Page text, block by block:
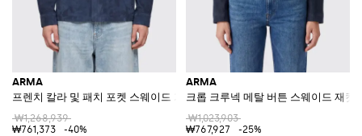
ARMA
프렌치 칼라 및 패치 포켓 스웨이드 가죽 셔츠
₩1,268,939
₩761,373
-40%
ARMA
크롭 크루넥 메탈 버튼 스웨이드 재킷
₩1,023,903
₩767,927
-25%